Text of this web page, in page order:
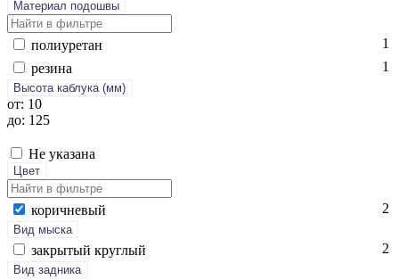
Материал подошвы
по­ли­уре­тан
1
ре­зина
1
Высота каблука (мм)
от: 10
до: 125
Не указана
Цвет
ко­рич­не­вый 2
Вид мыска
зак­ры­тый круг­лый 2
Вид задника